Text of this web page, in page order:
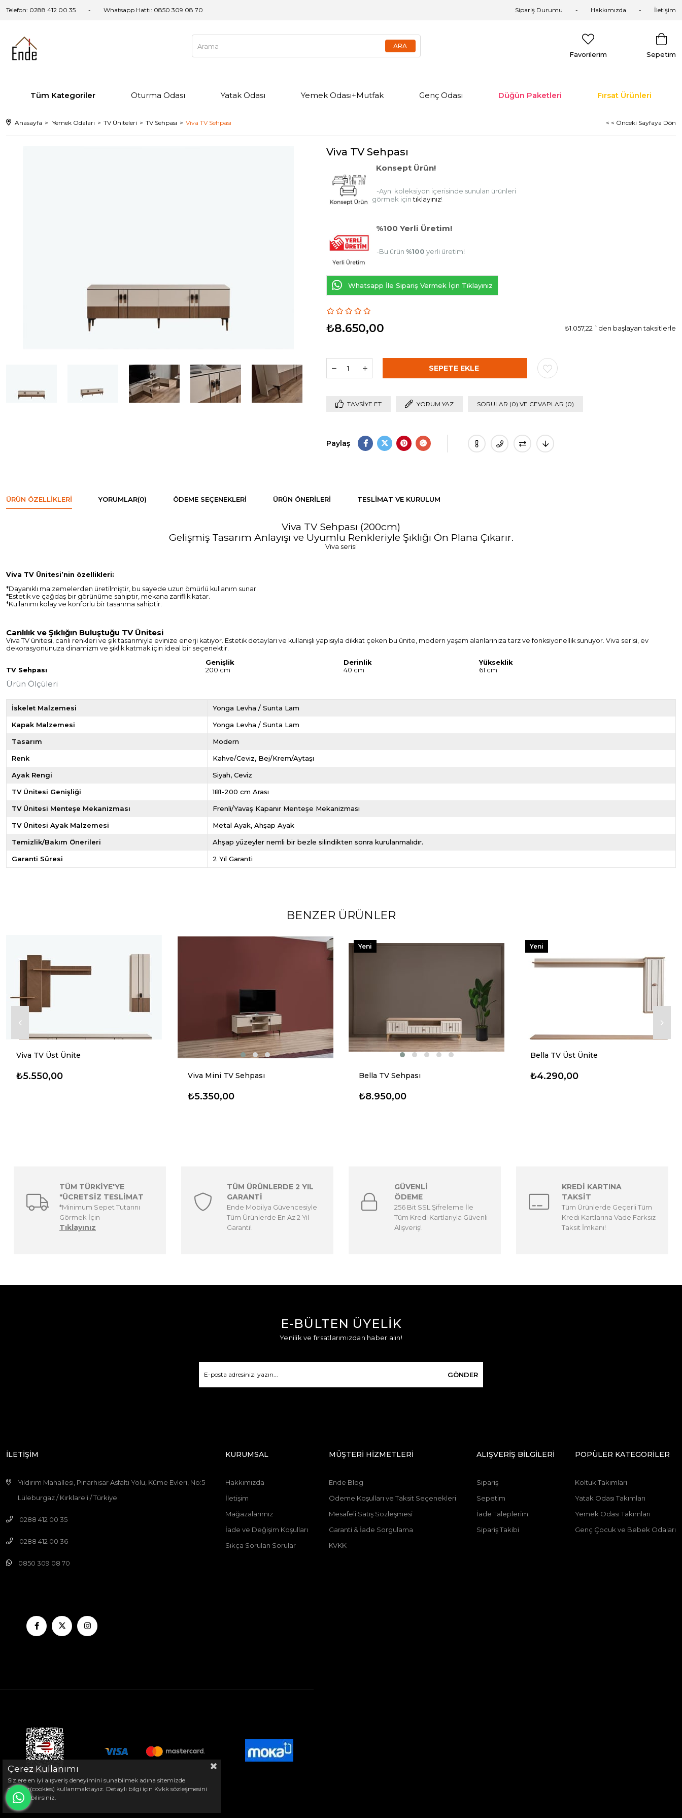
Telefon: 0288 412 00 35 Whatsapp Hattı: 0850 309 08 70 Sipariş Durumu Hakkımızda İletişim
Sepetim
Favorilerim
Tüm Kategoriler Oturma Odası Yatak Odası Yemek Odası+Mutfak Genç Odası Düğün Paketleri Fırsat Ürünleri
Anasayfa Yemek Odaları TV Üniteleri TV Sehpası Viva TV Sehpası < < Önceki Sayfaya Dön
Viva TV Sehpası
Konsept Ürün!
-Aynı koleksiyon içerisinde sunulan ürünleri
görmek içintıklayınız!
%100 Yerli Üretim!
-Bu ürün %100 yerli üretim!
Whatsapp İle Sipariş Vermek İçin Tıklayınız
₺8.650,00 ₺1.057,22 `den başlayan taksitlerle
TAVSIYE ET YORUM YAZ SORULAR (0) VE CEVAPLAR (0)
Paylaş
ÜRÜN ÖZELLIKLERI YORUMLAR(0) ÖDEME SEÇENEKLERI ÜRÜN ÖNERILERI TESLIMAT VE KURULUM
Viva TV Sehpası (200cm)
Gelişmiş Tasarım Anlayışı ve Uyumlu Renkleriyle Şıklığı Ön Plana Çıkarır.
Viva serisi
Viva TV Ünitesi’nin özellikleri:
*Dayanıklı malzemelerden üretilmiştir, bu sayede uzun ömürlü kullanım sunar.
*Estetik ve çağdaş bir görünüme sahiptir, mekana zariflik katar.
*Kullanımı kolay ve konforlu bir tasarıma sahiptir.
Canlılık ve Şıklığın Buluştuğu TV Ünitesi
Viva TV ünitesi, canlı renkleri ve şık tasarımıyla evinize enerji katıyor. Estetik detayları ve kullanışlı yapısıyla dikkat çeken bu ünite, modern yaşam alanlarınıza tarz ve fonksiyonellik sunuyor. Viva serisi, ev
dekorasyonunuza dinamizm ve şıklık katmak için ideal bir seçenektir.
Ürün Ölçüleri
Genişlik Derinlik
Yükseklik
TV Sehpası
200 cm 40 cm 61 cm
İskelet Malzemesi Yonga Levha / Sunta Lam
Kapak Malzemesi Yonga Levha / Sunta Lam
Tasarım Modern
Renk Kahve/Ceviz Bej/Krem/Aytaşı
Ayak Rengi Siyah Ceviz
TV Ünitesi Genişliği 181-200 cm Arası
TV Ünitesi Menteşe Mekanizması Frenli/Yavaş Kapanır Menteşe Mekanizması
TV Ünitesi Ayak Malzemesi Metal Ayak Ahşap Ayak
Temizlik/Bakım Önerileri Ahşap yüzeyler nemli bir bezle silindikten sonra kurulanmalıdır.
Garanti Süresi 2 Yıl Garanti
BENZER ÜRÜNLER
Viva TV Üst Ünite
₺5.550,00 Viva Mini TV Sehpası
₺5.350,00
Bella TV Sehpası
₺8.950,00
Yeni
Bella TV Üst Ünite
₺4.290,00
Yeni
Ürün
TÜM TÜRKİYE'YE
*ÜCRETSİZ TESLİMAT
*Minimum Sepet Tutarını
Görmek İçin
Tıklayınız
TÜM ÜRÜNLERDE 2 YIL
GARANTİ
Ende Mobilya Güvencesiyle
Tüm Ürünlerde En Az 2 Yıl
Garanti!
GÜVENLİ
ÖDEME
256 Bit SSL Şifreleme İle
Tüm Kredi Kartlarıyla Güvenli
Alışveriş!
KREDİ KARTINA
TAKSİT
Tüm Ürünlerde Geçerli Tüm
Kredi Kartlarına Vade Farksız
Taksit İmkanı!
E-BÜLTEN ÜYELİK
Yenilik ve fırsatlarımızdan haber alın!
GÖNDER
İLETİŞİM
Yıldırım Mahallesi, Pınarhisar Asfaltı Yolu, Küme Evleri, No:5
Lüleburgaz / Kırklareli / Türkiye
0288 412 00 35
0288 412 00 36
0850 309 08 70
KURUMSAL
Hakkımızda
İletişim
Mağazalarımız
İade ve Değişim Koşulları
Sıkça Sorulan Sorular
MÜŞTERİ HİZMETLERİ
Ende Blog
Ödeme Koşulları ve Taksit Seçenekleri
Mesafeli Satış Sözleşmesi
Garanti & İade Sorgulama
KVKK
ALIŞVERİŞ BİLGİLERİ
Sipariş
Sepetim
İade Taleplerim
Sipariş Takibi
POPÜLER KATEGORİLER
Koltuk Takımları
Yatak Odası Takımları
Yemek Odası Takımları
Genç Çocuk ve Bebek Odaları
Çerez Kullanımı
Sizlere en iyi alışveriş deneyimini sunabilmek adına sitemizde
çerezler(cookies) kullanmaktayız. Detaylı bilgi için Kvkk sözleşmesini
inceleyebilirsiniz.